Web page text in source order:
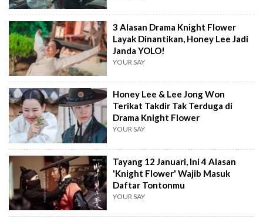
3 Alasan Drama Knight Flower
Layak Dinantikan, Honey Lee Jadi
Janda YOLO!
YOUR SAY
Honey Lee & Lee Jong Won
Terikat Takdir Tak Terduga di
Drama Knight Flower
YOUR SAY
Tayang 12 Januari, Ini 4 Alasan
'Knight Flower' Wajib Masuk
Daftar Tontonmu
YOUR SAY